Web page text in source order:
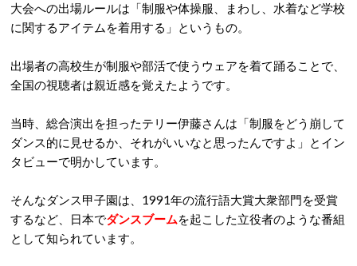
大会への出場ルールは「制服や体操服、まわし、水着など学校
に関するアイテムを着用する」というもの。
出場者の高校生が制服や部活で使うウェアを着て踊ることで、
全国の視聴者は親近感を覚えたようです。
当時、総合演出を担ったテリー伊藤さんは「制服をどう崩して
ダンス的に見せるか、それがいいなと思ったんですよ」とイン
タビューで明かしています。
そんなダンス甲子園は、1991年の流行語大賞大衆部門を受賞
するなど、日本でダンスブームを起こした立役者のような番組
として知られています。